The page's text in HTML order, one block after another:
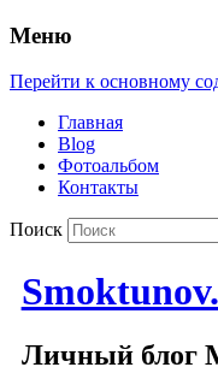
Меню
Перейти к основному
Главная
Blog
Фотоальбом
Контакты
Поиск
Личный блог